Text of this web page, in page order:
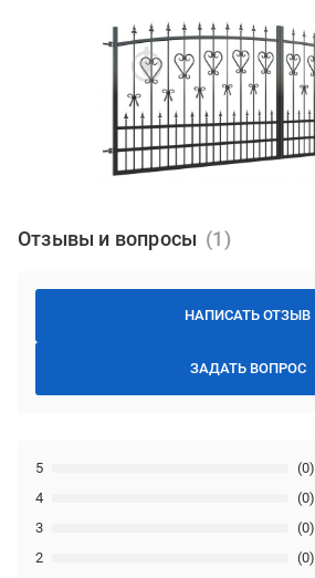
Отзывы и вопросы
НАПИСАТЬ ОТЗЫВ
ЗАДАТЬ ВОПРОС
2 (0)
3 (0)
4 (0)
5 (0)